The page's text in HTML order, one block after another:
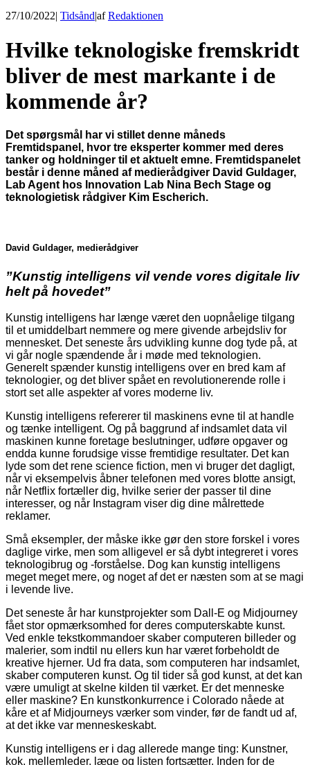
27/10/2022| Tidsånd|afRedaktionen
Hvilke teknologiske fremskridt
bliver de mest markante i de
kommende år?
Det spørgsmål har vi stillet denne måneds
Fremtidspanel, hvor tre eksperter kommer med deres
tanker og holdninger til et aktuelt emne. Fremtidspanelet
består i denne måned af medierådgiver David Guldager,
Lab Agent hos Innovation Lab Nina Bech Stage og
teknologietisk rådgiver Kim Escherich.
David Guldager, medierådgiver
”Kunstig intelligens vil vende vores digitale liv
helt på hovedet”
Kunstig intelligens har længe været den uopnåelige tilgang
til et umiddelbart nemmere og mere givende arbejdsliv for
mennesket. Det seneste års udvikling kunne dog tyde på, at
vi går nogle spændende år i møde med teknologien.
Generelt spænder kunstig intelligens over en bred kam af
teknologier, og det bliver spået en revolutionerende rolle i
stort set alle aspekter af vores moderne liv.
Kunstig intelligens refererer til maskinens evne til at handle
og tænke intelligent. Og på baggrund af indsamlet data vil
maskinen kunne foretage beslutninger, udføre opgaver og
endda kunne forudsige visse fremtidige resultater. Det kan
lyde som det rene science fiction, men vi bruger det dagligt,
når vi eksempelvis åbner telefonen med vores blotte ansigt,
når Netflix fortæller dig, hvilke serier der passer til dine
interesser, og når Instagram viser dig dine målrettede
reklamer.
Små eksempler, der måske ikke gør den store forskel i vores
daglige virke, men som alligevel er så dybt integreret i vores
teknologibrug og -forståelse. Dog kan kunstig intelligens
meget meget mere, og noget af det er næsten som at se magi
i levende live.
Det seneste år har kunstprojekter som Dall-E og Midjourney
fået stor opmærksomhed for deres computerskabte kunst.
Ved enkle tekstkommandoer skaber computeren billeder og
malerier, som indtil nu ellers kun har været forbeholdt de
kreative hjerner. Ud fra data, som computeren har indsamlet,
skaber computeren kunst. Og til tider så god kunst, at det kan
være umuligt at skelne kilden til værket. Er det menneske
eller maskine? En kunstkonkurrence i Colorado nåede at
kåre et af Midjourneys værker som vinder, før de fandt ud af,
at det ikke var menneskeskabt.
Kunstig intelligens er i dag allerede mange ting: Kunstner,
kok, mellemleder, læge og listen fortsætter. Inden for de